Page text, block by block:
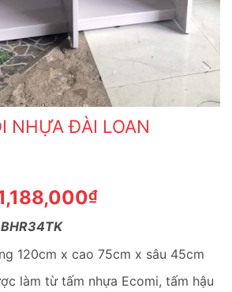
NHỰA ĐÀI LOAN
gốc
là:
₫Giá
là:
1,188,000₫.
120cm x cao 75cm x sâu 45cm
làm từ tấm nhựa Ecomi, tấm hậu